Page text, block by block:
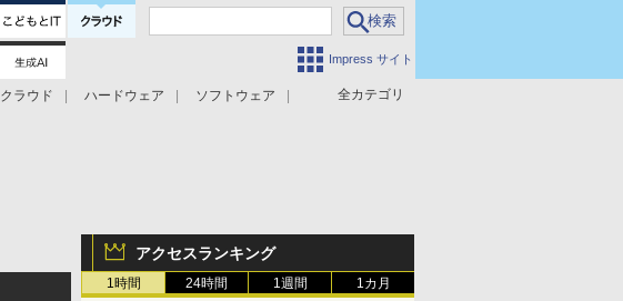
Impress サイト
全カテゴリ
クラウド ハードウェア
ソフトウェア
アクセスランキング
1時間 24時間 1週間 1カ月